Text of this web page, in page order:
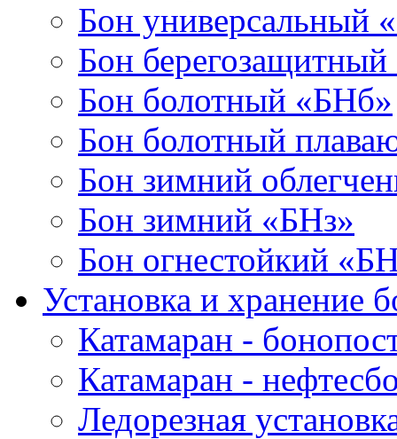
Бон универсальный
Бон
Бон болотный «БНб»
Бон болотный
Бон зимний
Бон зимний «БНз»
Бон огнестойкий
Установка и хранение
Катамаран -
Катамаран -
Ледорезная